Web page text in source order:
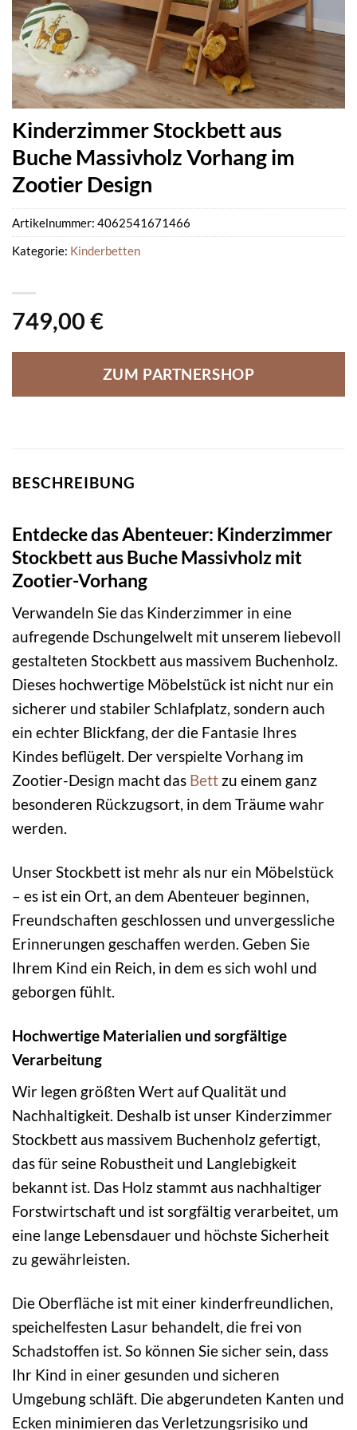
Kinderzimmer Stockbett aus
Buche Massivholz Vorhang im
Zootier Design
749,00 €
ZUM PARTNERSHOP
Artikelnummer: 4062541671466
Kategorie: Kinderbetten
BESCHREIBUNG
Entdecke das Abenteuer: Kinderzimmer
Stockbett aus Buche Massivholz mit
Zootier-Vorhang
Verwandeln Sie das Kinderzimmer in eine
aufregende Dschungelwelt mit unserem liebevoll
gestalteten Stockbett aus massivem Buchenholz.
Dieses hochwertige Möbelstück ist nicht nur ein
sicherer und stabiler Schlafplatz, sondern auch
ein echter Blickfang, der die Fantasie Ihres
Kindes beflügelt. Der verspielte Vorhang im
Zootier-Design macht das Bett zu einem ganz
besonderen Rückzugsort, in dem Träume wahr
werden.
Unser Stockbett ist mehr als nur ein Möbelstück
– es ist ein Ort, an dem Abenteuer beginnen,
Freundschaften geschlossen und unvergessliche
Erinnerungen geschaffen werden. Geben Sie
Ihrem Kind ein Reich, in dem es sich wohl und
geborgen fühlt.
Hochwertige Materialien und sorgfältige
Verarbeitung
Wir legen größten Wert auf Qualität und
Nachhaltigkeit. Deshalb ist unser Kinderzimmer
Stockbett aus massivem Buchenholz gefertigt,
das für seine Robustheit und Langlebigkeit
bekannt ist. Das Holz stammt aus nachhaltiger
Forstwirtschaft und ist sorgfältig verarbeitet, um
eine lange Lebensdauer und höchste Sicherheit
zu gewährleisten.
Die Oberfläche ist mit einer kinderfreundlichen,
speichelfesten Lasur behandelt, die frei von
Schadstoffen ist. So können Sie sicher sein, dass
Ihr Kind in einer gesunden und sicheren
Umgebung schläft. Die abgerundeten Kanten und
Ecken minimieren das Verletzungsrisiko und